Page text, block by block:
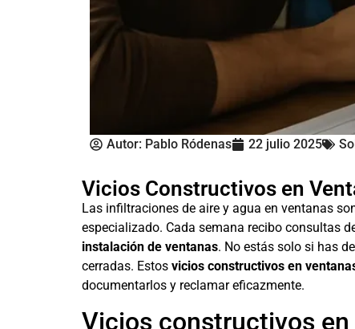
Autor: Pablo Ródenas 22 julio 2025
Vicios Constructivos en
Las infiltraciones de aire y agua en ventanas
especializado. Cada semana recibo consultas
instalación de ventanas. No estás solo si has
cerradas. Estos vicios constructivos en
documentarlos y reclamar eficazmente.
Vicios constructivos